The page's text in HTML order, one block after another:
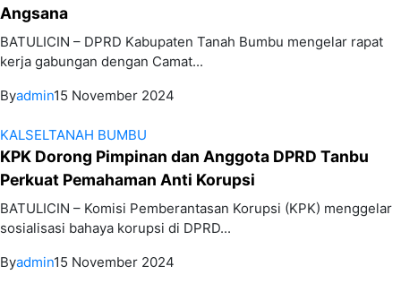
Angsana
BATULICIN – DPRD Kabupaten Tanah Bumbu mengelar rapat
kerja gabungan dengan Camat...
Byadmin15 November 2024
KALSELTANAH BUMBU
KPK Dorong Pimpinan dan Anggota DPRD Tanbu
Perkuat Pemahaman Anti Korupsi
BATULICIN – Komisi Pemberantasan Korupsi (KPK) menggelar
sosialisasi bahaya korupsi di DPRD...
Byadmin15 November 2024